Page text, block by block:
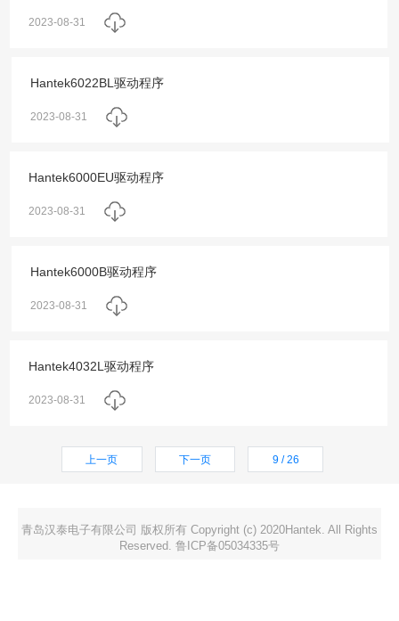
2023-08-31
Hantek6022BL驱动程序
2023-08-31
Hantek6000EU驱动程序
2023-08-31
Hantek6000B驱动程序
2023-08-31
Hantek4032L驱动程序
2023-08-31
上一页 下一页 9 / 26
青岛汉泰电子有限公司 版权所有 Copyright (c) 2020Hantek. All Rights
Reserved. 鲁ICP备05034335号